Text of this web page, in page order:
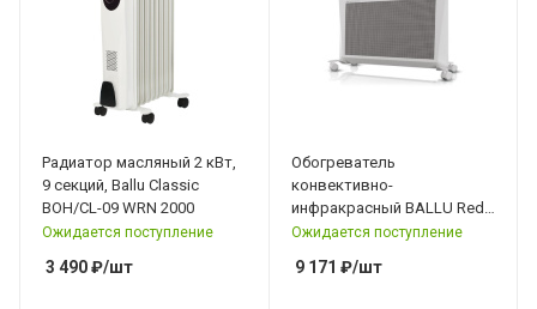
Радиатор масляный 2 кВт,
9 секций, Ballu Classic
BOH/CL-09 WRN 2000
Ожидается поступление
3 490₽/шт
Обогреватель
конвективно-
инфракрасный BALLU Red
Evolution BIHP/R-2000
Ожидается поступление
9 171 ₽/шт